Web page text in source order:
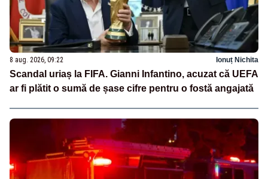
8 aug. 2026, 09:22 Ionuț Nichita
Scandal uriaș la FIFA. Gianni Infantino, acuzat că UEFA
ar fi plătit o sumă de șase cifre pentru o fostă angajată